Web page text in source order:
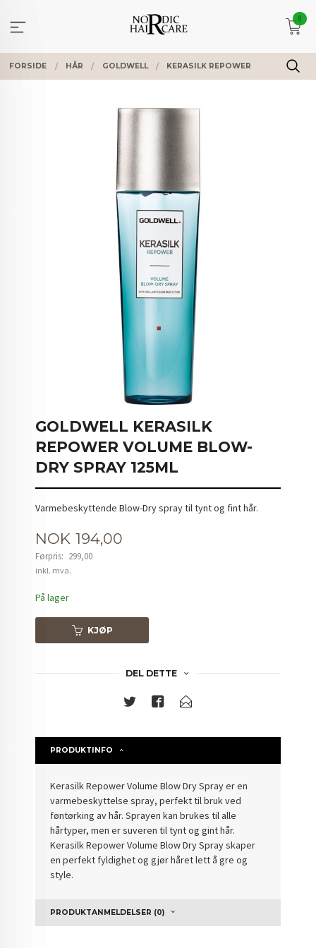
innholdet
0
FORSIDE HÅR GOLDWELL KERASILK REPOWER
GOLDWELL KERASILK
REPOWER VOLUME BLOW-
DRY SPRAY 125ML
Varmebeskyttende Blow-Dry spray til tynt og fint hår.
Tilbud
NOK 194,00
Førpris: 299,00
Rabatt
inkl. mva.
På lager
KJØP
DEL DETTE
PRODUKTINFO
Kerasilk Repower Volume Blow Dry Spray er en
varmebeskyttelse spray, perfekt til bruk ved
føntørking av hår. Sprayen kan brukes til alle
hårtyper, men er suveren til tynt og gint hår.
Kerasilk Repower Volume Blow Dry Spray skaper
en perfekt fyldighet og gjør håret lett å gre og
style.
PRODUKTANMELDELSER (0)